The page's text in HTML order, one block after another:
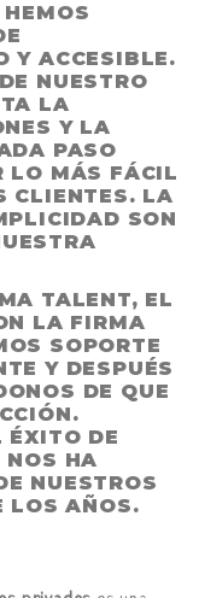
HEMOS
Y ACCESIBLE.
NUESTRO
LA
Y LA
PASO
LO MÁS FÁCIL
CLIENTES. LA
SON
TALENT, EL
LA FIRMA
SOPORTE
Y DESPUÉS
DE QUE
ÉXITO DE
NOS HA
NUESTROS
LOS AÑOS.